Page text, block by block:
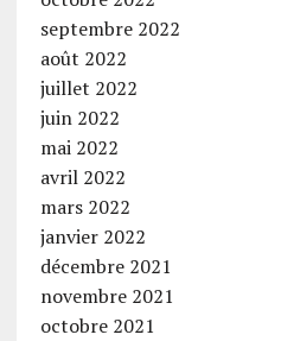
septembre 2022
août 2022
juillet 2022
juin 2022
mai 2022
avril 2022
mars 2022
janvier 2022
décembre 2021
novembre 2021
octobre 2021